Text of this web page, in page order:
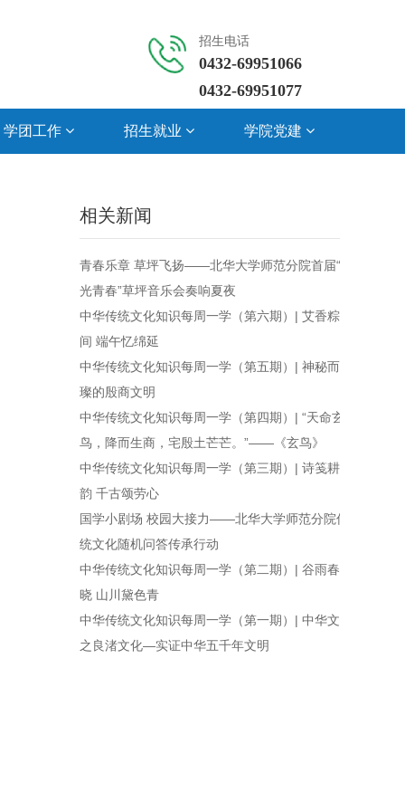
学团工作 招生就业 学院党建
招生电话
0432-69951066
0432-69951077
相关新闻
青春乐章 草坪飞扬——北华大学师范分院首届“拾
光青春”草坪音乐会奏响夏夜
中华传统文化知识每周一学（第六期）| 艾香粽韵
间 端午忆绵延
中华传统文化知识每周一学（第五期）| 神秘而璀
璨的殷商文明
中华传统文化知识每周一学（第四期）| “天命玄
鸟，降而生商，宅殷土芒芒。”——《玄鸟》
中华传统文化知识每周一学（第三期）| 诗笺耕织
韵 千古颂劳心
国学小剧场 校园大接力——北华大学师范分院传
统文化随机问答传承行动
中华传统文化知识每周一学（第二期）| 谷雨春光
晓 山川黛色青
中华传统文化知识每周一学（第一期）| 中华文脉
之良渚文化—实证中华五千年文明